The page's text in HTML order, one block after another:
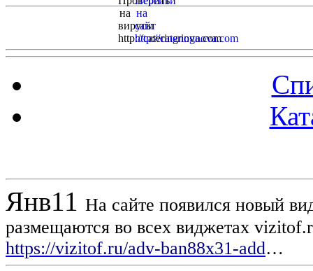
Янв11 На сайте появился новый
размещаются во всех виджетах
https://vizitof.ru/adv-ban88x31-add…